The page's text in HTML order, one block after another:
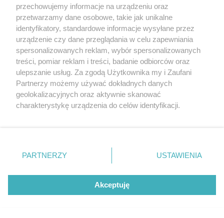
Nowe boisko, nowe
możliwości
REKLAMA
Po wypadku został
przetransportowany
przechowujemy informacje na urządzeniu oraz
przetwarzamy dane osobowe, takie jak unikalne
identyfikatory, standardowe informacje wysyłane przez
urządzenie czy dane przeglądania w celu zapewniania
spersonalizowanych reklam, wybór spersonalizowanych
treści, pomiar reklam i treści, badanie odbiorców oraz
ulepszanie usług. Za zgodą Użytkownika my i Zaufani
Partnerzy możemy używać dokładnych danych
geolokalizacyjnych oraz aktywnie skanować
charakterystykę urządzenia do celów identyfikacji.
zmienić/wycofać klikając przycisk ustawień prywatności
znajdujący się w lewym dolnym rogu strony
. Niektóre
użytkownika, ale masz prawo sprzeciwić się takiemu
przetwarzaniu. Preferencje będą miały zastosowania tylko
PARTNERZY USTAWIENIA
Akceptuję